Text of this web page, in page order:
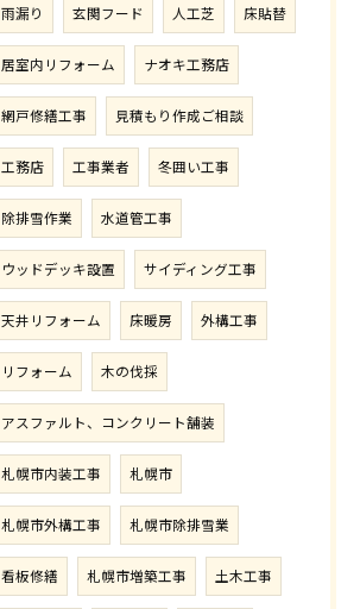
雨漏り 玄関フード 人工芝 床貼替
居室内リフォーム ナオキ工務店
網戸修繕工事 見積もり作成ご相談
工務店 工事業者 冬囲い工事
除排雪作業 水道管工事
ウッドデッキ設置 サイディング工事
天井リフォーム 床暖房 外構工事
リフォーム 木の伐採
アスファルト、コンクリート舗装
札幌市内装工事 札幌市
札幌市外構工事 札幌市除排雪業
看板修繕 札幌市増築工事 土木工事